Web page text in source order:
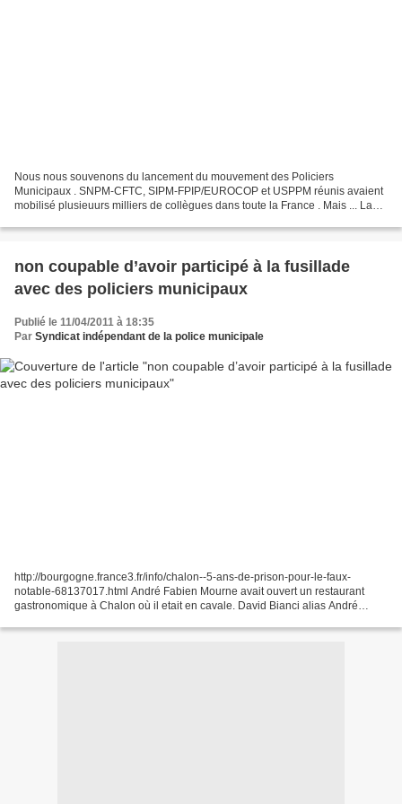
Nous nous souvenons du lancement du mouvement des Policiers
Municipaux . SNPM-CFTC, SIPM-FPIP/EUROCOP et USPPM réunis avaient
mobilisé plusieuurs milliers de collègues dans toute la France . Mais ... La
non coupable d’avoir participé à la fusillade
avec des policiers municipaux
Publié le 11/04/2011 à 18:35
Par Syndicat indépendant de la police municipale
http://bourgogne.france3.fr/info/chalon--5-ans-de-prison-pour-le-faux-
notable-68137017.html André Fabien Mourne avait ouvert un restaurant
gastronomique à Chalon où il etait en cavale. David Bianci alias André